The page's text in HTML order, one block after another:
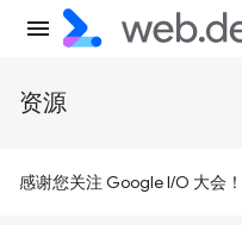
资源
感谢您关注 Google I/O 大会！